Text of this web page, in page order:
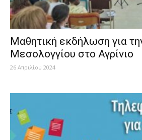
Μαθητική εκδήλωση για
Μεσολογγίου στο Αγρίνιο
26 Απριλίου 2024